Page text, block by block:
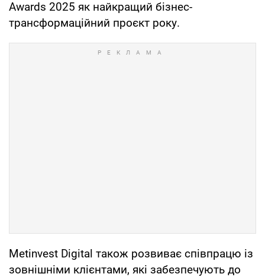
Awards 2025 як найкращий бізнес-
трансформаційний проєкт року.
Metinvest Digital також розвиває співпрацю із
зовнішніми клієнтами, які забезпечують до